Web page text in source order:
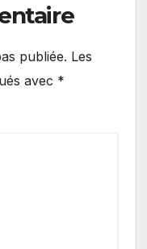
publiée. Les
avec *